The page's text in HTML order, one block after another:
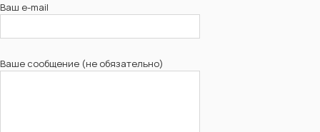
Ваш e-mail
Ваше сообщение (не обязательно)